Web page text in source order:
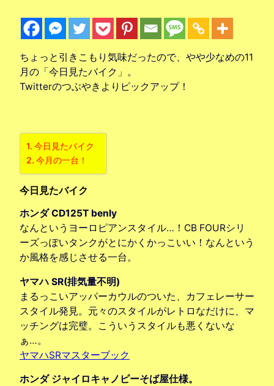
ちょっと引きこもり気味だったので、やや少なめの11
月の「今日見たバイク」。
Twitterのつぶやきよりピックアップ！
今日見たバイク
今月の一台！
今日見たバイク
ホンダ CD125T benly
なんというヨーロピアンスタイル…！CB FOURシリ
ーズっぽいタンクがとにかくかっこいい！なんという
か風格を感じさせる一台。
ヤマハ SR(排気量不明)
まるっこいアッパーカウルのついた、カフェレーサー
スタイル発見。元々のスタイルがレトロなだけに、マ
ッチングは完璧。こういうスタイルも悪くないな
ぁ…。
ヤマハSRマスターブック
ホンダ ジャイロキャノピーそば屋仕様。